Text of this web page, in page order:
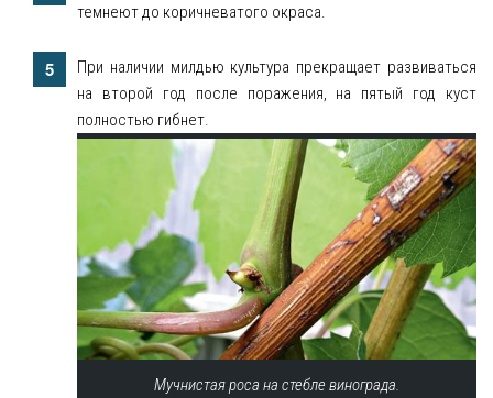
темнеют до коричневатого окраса.
При наличии милдью культура прекращает развиваться
на второй год после поражения, на пятый год куст
полностью гибнет.
Мучнистая роса на стебле винограда.